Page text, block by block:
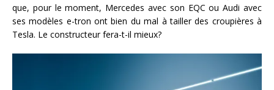
que, pour le moment, Mercedes avec son EQC ou Audi avec
ses modèles e-tron ont bien du mal à tailler des croupières à
Tesla. Le constructeur fera-t-il mieux?